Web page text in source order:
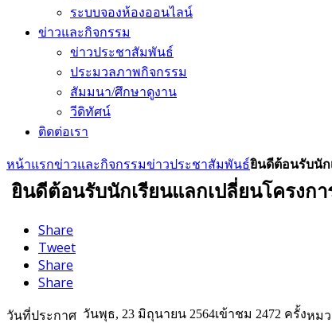
ระบบจองห้องออนไลน์
ข่าวและกิจกรรม
ข่าวประชาสัมพันธ์
ประมวลภาพกิจกรรม
สัมมนา/ศึกษาดูงาน
วีดิทัศน์
ติดต่อเรา
หน้าแรกข่าวและกิจกรรมข่าวประชาสัมพันธ์ยินดีต้อนรับนักเ
ยินดีต้อนรับนักเรียนแลกเปลี่ยนโครงการ
Share
Tweet
Share
Share
วันที่ประกาศ วันพุธ, 23 มิถุนายน 2564เข้าชม 2472 ครั้งหม